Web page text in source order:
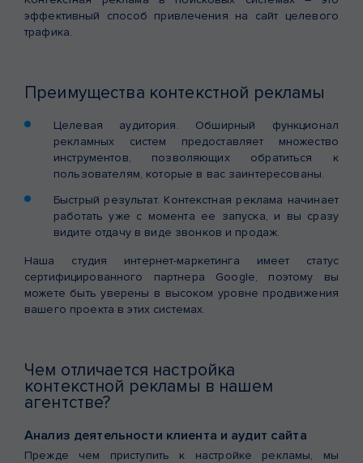
эффективный способ привлечения на сайт целевого
трафика.
Преимущества контекстной рекламы
Целевая аудитория. Обширный функционал
рекламных систем предоставляет множество
инструментов, позволяющих обратиться к
пользователям, которые в вас заинтересованы.
Быстрый результат. Контекстная реклама начинает
работать уже с момента ее запуска, и вы сразу
видите отдачу в виде звонков и продаж.
Наша студия интернет-маркетинга имеет статус
сертифицированного партнера Google, поэтому вы
можете быть уверены в высоком уровне продвижения
вашего проекта в этих системах.
Чем отличается настройка
контекстной рекламы в нашем
агентстве?
Анализ деятельности клиента и аудит сайта
Прежде чем приступить к настройке рекламы, мы